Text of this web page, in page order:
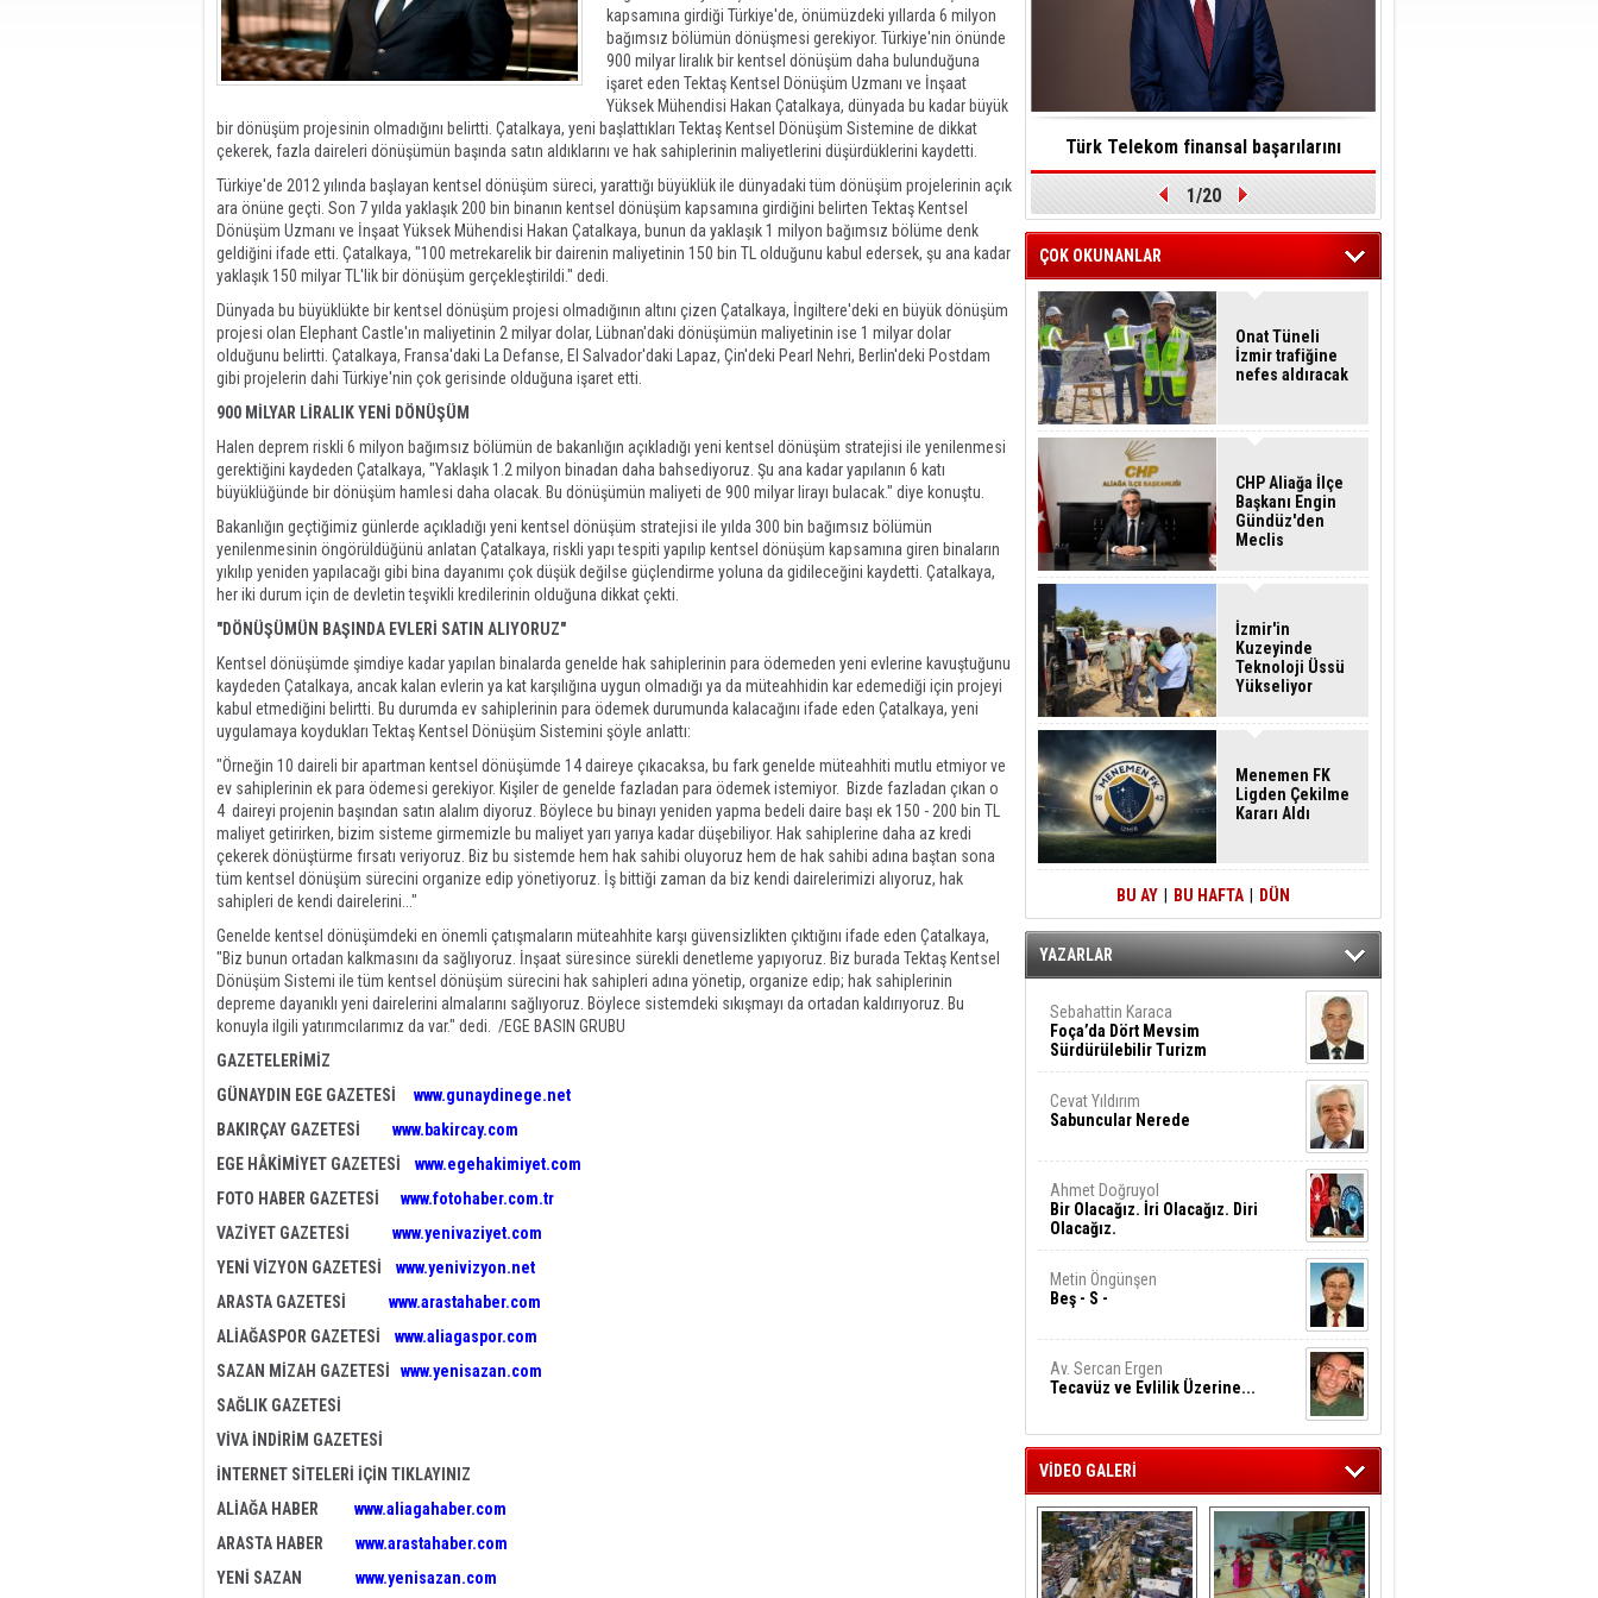
kapsamına girdiği Türkiye'de, önümüzdeki yıllarda 6 milyon
bağımsız bölümün dönüşmesi gerekiyor. Türkiye'nin önünde
900 milyar liralık bir kentsel dönüşüm daha bulunduğuna
işaret eden Tektaş Kentsel Dönüşüm Uzmanı ve İnşaat
Yüksek Mühendisi Hakan Çatalkaya, dünyada bu kadar büyük
bir dönüşüm projesinin olmadığını belirtti. Çatalkaya, yeni başlattıkları Tektaş Kentsel Dönüşüm Sistemine de dikkat
çekerek, fazla daireleri dönüşümün başında satın aldıklarını ve hak sahiplerinin maliyetlerini düşürdüklerini kaydetti.
Türkiye'de 2012 yılında başlayan kentsel dönüşüm süreci, yarattığı büyüklük ile dünyadaki tüm dönüşüm projelerinin açık
ara önüne geçti. Son 7 yılda yaklaşık 200 bin binanın kentsel dönüşüm kapsamına girdiğini belirten Tektaş Kentsel
Dönüşüm Uzmanı ve İnşaat Yüksek Mühendisi Hakan Çatalkaya, bunun da yaklaşık 1 milyon bağımsız bölüme denk
geldiğini ifade etti. Çatalkaya, "100 metrekarelik bir dairenin maliyetinin 150 bin TL olduğunu kabul edersek, şu ana kadar
yaklaşık 150 milyar TL'lik bir dönüşüm gerçekleştirildi." dedi.
Dünyada bu büyüklükte bir kentsel dönüşüm projesi olmadığının altını çizen Çatalkaya, İngiltere'deki en büyük dönüşüm
projesi olan Elephant Castle'ın maliyetinin 2 milyar dolar, Lübnan'daki dönüşümün maliyetinin ise 1 milyar dolar
olduğunu belirtti. Çatalkaya, Fransa'daki La Defanse, El Salvador'daki Lapaz, Çin'deki Pearl Nehri, Berlin'deki Postdam
gibi projelerin dahi Türkiye'nin çok gerisinde olduğuna işaret etti.
900 MİLYAR LİRALIK YENİ DÖNÜŞÜM
Halen deprem riskli 6 milyon bağımsız bölümün de bakanlığın açıkladığı yeni kentsel dönüşüm stratejisi ile yenilenmesi
gerektiğini kaydeden Çatalkaya, "Yaklaşık 1.2 milyon binadan daha bahsediyoruz. Şu ana kadar yapılanın 6 katı
büyüklüğünde bir dönüşüm hamlesi daha olacak. Bu dönüşümün maliyeti de 900 milyar lirayı bulacak." diye konuştu.
Bakanlığın geçtiğimiz günlerde açıkladığı yeni kentsel dönüşüm stratejisi ile yılda 300 bin bağımsız bölümün
yenilenmesinin öngörüldüğünü anlatan Çatalkaya, riskli yapı tespiti yapılıp kentsel dönüşüm kapsamına giren binaların
yıkılıp yeniden yapılacağı gibi bina dayanımı çok düşük değilse güçlendirme yoluna da gidileceğini kaydetti. Çatalkaya,
her iki durum için de devletin teşvikli kredilerinin olduğuna dikkat çekti.
"DÖNÜŞÜMÜN BAŞINDA EVLERİ SATIN ALIYORUZ"
Kentsel dönüşümde şimdiye kadar yapılan binalarda genelde hak sahiplerinin para ödemeden yeni evlerine kavuştuğunu
kaydeden Çatalkaya, ancak kalan evlerin ya kat karşılığına uygun olmadığı ya da müteahhidin kar edemediği için projeyi
kabul etmediğini belirtti. Bu durumda ev sahiplerinin para ödemek durumunda kalacağını ifade eden Çatalkaya, yeni
uygulamaya koydukları Tektaş Kentsel Dönüşüm Sistemini şöyle anlattı:
"Örneğin 10 daireli bir apartman kentsel dönüşümde 14 daireye çıkacaksa, bu fark genelde müteahhiti mutlu etmiyor ve
ev sahiplerinin ek para ödemesi gerekiyor. Kişiler de genelde fazladan para ödemek istemiyor. Bizde fazladan çıkan o
4 daireyi projenin başından satın alalım diyoruz. Böylece bu binayı yeniden yapma bedeli daire başı ek 150 - 200 bin TL
maliyet getirirken, bizim sisteme girmemizle bu maliyet yarı yarıya kadar düşebiliyor. Hak sahiplerine daha az kredi
çekerek dönüştürme fırsatı veriyoruz. Biz bu sistemde hem hak sahibi oluyoruz hem de hak sahibi adına baştan sona
tüm kentsel dönüşüm sürecini organize edip yönetiyoruz. İş bittiği zaman da biz kendi dairelerimizi alıyoruz, hak
sahipleri de kendi dairelerini..."
Genelde kentsel dönüşümdeki en önemli çatışmaların müteahhite karşı güvensizlikten çıktığını ifade eden Çatalkaya,
"Biz bunun ortadan kalkmasını da sağlıyoruz. İnşaat süresince sürekli denetleme yapıyoruz. Biz burada Tektaş Kentsel
Dönüşüm Sistemi ile tüm kentsel dönüşüm sürecini hak sahipleri adına yönetip, organize edip; hak sahiplerinin
depreme dayanıklı yeni dairelerini almalarını sağlıyoruz. Böylece sistemdeki sıkışmayı da ortadan kaldırıyoruz. Bu
konuyla ilgili yatırımcılarımız da var." dedi. /EGE BASIN GRUBU
GAZETELERİMİZ
GÜNAYDIN EGE GAZETESİ
www.gunaydinege.net
BAKIRÇAY GAZETESİ www.bakircay.com
EGE HÂKİMİYET GAZETESİ
www.egehakimiyet.com
FOTO HABER GAZETESİ
www.fotohaber.com.tr
VAZİYET GAZETESİ www.yenivaziyet.com
YENİ VİZYON GAZETESİ
www.yenivizyon.net
ARASTA GAZETESİ www.arastahaber.com
ALİAĞASPOR GAZETESİ
www.aliagaspor.com
SAZAN MİZAH GAZETESİ
www.yenisazan.com
SAĞLIK GAZETESİ
VİVA İNDİRİM GAZETESİ
İNTERNET SİTELERİ İÇİN TIKLAYINIZ
ALİAĞA HABER www.aliagahaber.com
ARASTA HABER www.arastahaber.com
YENİ SAZAN www.yenisazan.com
Türk Telekom finansal başarılarını
sürdürülebilirlik vizyonuyla taçlandırdı
1/20
ÇOK OKUNANLAR
Onat Tüneli
İzmir trafiğine
nefes aldıracak
CHP Aliağa İlçe
Başkanı Engin
Gündüz'den
Meclis
Çağrısı
İzmir'in
Kuzeyinde
Teknoloji Üssü
Yükseliyor
Menemen FK
Ligden Çekilme
Kararı Aldı
BU AY BU HAFTA DÜN
YAZARLAR
Sebahattin Karaca
Foça’da Dört Mevsim
Sürdürülebilir Turizm
Cevat Yıldırım
Sabuncular Nerede
Ahmet Doğruyol
Bir Olacağız. İri Olacağız. Diri
Olacağız.
Metin Öngünşen
Beş - S -
Av. Sercan Ergen
Tecavüz ve Evlilik Üzerine...
VİDEO GALERİ